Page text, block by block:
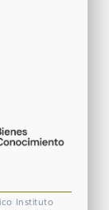
Instituto